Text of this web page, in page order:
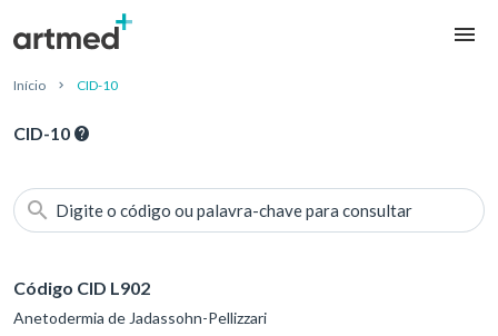
Início CID-10
CID-10
Digite o código ou palavra-chave para consultar
Código CID L902
Anetodermia de Jadassohn-Pellizzari